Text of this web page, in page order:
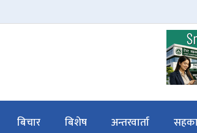
बिचार बिशेष अन्तरवार्ता